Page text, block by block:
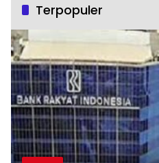
Terpopuler